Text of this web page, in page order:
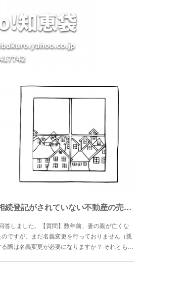
【知恵袋】Q.052相続登記がされていない不動産の売却について
答しました。【質問】数年前、妻の親が亡くな
ですが、まだ名義変更を行っておりません（親
際は名義変更が必要になりますか？ それとも…